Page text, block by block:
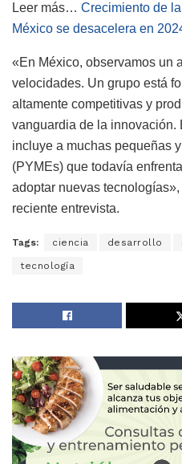
Leer más… Crecimiento de
México se desacelera en
«En México, observamos un
velocidades. Un grupo está
altamente competitivas y
vanguardia de la innovación.
incluye a muchas pequeñas
(PYMEs) que todavía
adoptar nuevas
reciente entrevista.
Tags: ciencia desarrollo
tecnología